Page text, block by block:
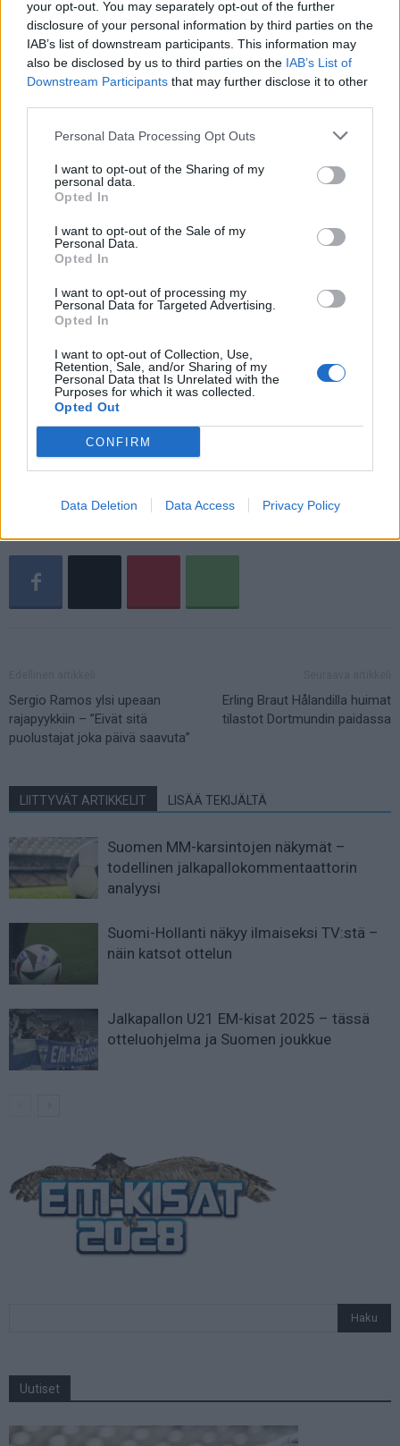
your opt-out. You may separately opt-out of the further
disclosure of your personal information by third parties on the
IAB’s list of downstream participants. This information may
also be disclosed by us to third parties on the IAB’s List of
Downstream Participants that may further disclose it to other
Personal Data Processing Opt Outs
I want to opt-out of the Sharing of my
personal data.
Opted In
I want to opt-out of the Sale of my
Personal Data.
Opted In
I want to opt-out of processing my
Personal Data for Targeted Advertising.
Opted In
I want to opt-out of Collection, Use,
Retention, Sale, and/or Sharing of my
Personal Data that Is Unrelated with the
Purposes for which it was collected.
Opted Out
CONFIRM
Data Deletion Data Access Privacy Policy
päässä ja FC Lahteen kaulaa on kolme pistettä. Koska Lahti ja
HIFK kohtaavat tänään toisensa, ei SJK voi ohittaa kumpaakin
näistä. SJK on siis tämän illan jälkeen joko seitsemäs tai
TPS – KuPS
Mestaruus valui kuopiolaisten käsistä mutta hopeasta se vielä
taistelee. TPS sen sijaan taistelee sarjapaikastaan. TPS:llä
eroa IFK Mariehamniin on kaksi pistettä, toiseksi viimeisenä
oleva TPS on siis tällä hetkellä karsijan paikalla. Noustakseen
sekä kolmea pistettä omasta ottelustaan. KuPS sen sijaan on
tällä hetkellä toisena, mutta Inter kuumottelee vain pisteen
päässä. Mitali kuopiolaisille on jo varma, mutta sen väri
ratkeaa tänään ja turkulaiset ovat tämän ratkomisessa isossa
roolissa.
Veikkausliiga päättyy tänään ja päätöskierros alkaa kello 18:30.
Ruutu-palvelussapääset virittäytymään tunnelmaan jo kello
Sergio Ramos ylsi upeaan
rajapyykkiin – ”Eivät sitä
puolustajat joka päivä saavuta”
Erling Braut Hålandilla huimat
tilastot Dortmundin paidassa
LIITTYVÄT ARTIKKELIT LISÄÄ TEKIJÄLTÄ
Suomen MM-karsintojen näkymät –
todellinen jalkapallokommentaattorin
analyysi
Suomi-Hollanti näkyy ilmaiseksi TV:stä –
näin katsot ottelun
Jalkapallon U21 EM-kisat 2025 – tässä
otteluohjelma ja Suomen joukkue
Uutiset